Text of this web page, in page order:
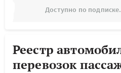
Доступно по подписке.
Реестр
перевозок